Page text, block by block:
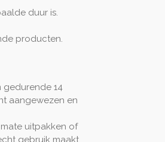
duur is.
producten.
14
aangewezen en
uitpakken of
gebruik maakt,